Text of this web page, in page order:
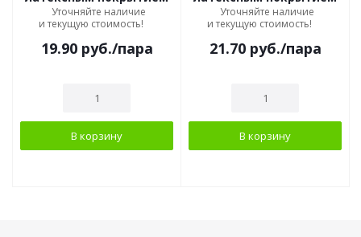
Уточняйте наличие
и текущую стоимость!
19.90руб./пара
В корзину
Уточняйте наличие
и текущую стоимость!
21.70руб./пара
В корзину